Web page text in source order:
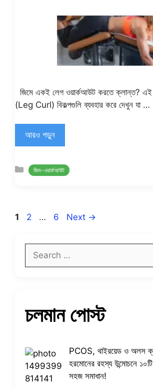
জিমে একই লেগ ওয়ার্কআউট করতে ক্লান্ত? এই
(Leg Curl) বিকল্পগুলি ব্যবহার করে দেখুন যা …
আরও পড়ুন
Categories
জিম-ওয়ার্কআউট
Page
1 Page
2 … Page
6 Next →
Search
for:
চলমান পোস্ট
PCOS, থাইরয়েড ও অলস
হরমোনের রহস্য উন্মোচনে
সহজ সমাধান!